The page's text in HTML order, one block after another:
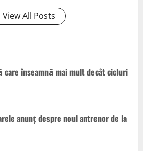
View All Posts
care înseamnă mai mult decât cicluri
anunț despre noul antrenor de la